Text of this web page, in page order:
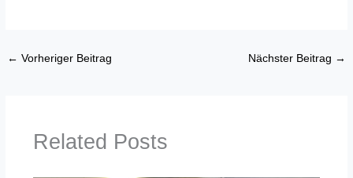
← Vorheriger Beitrag Nächster Beitrag →
Related Posts